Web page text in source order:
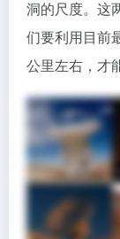
洞的尺度。这
们要利用目前
公里左右，才